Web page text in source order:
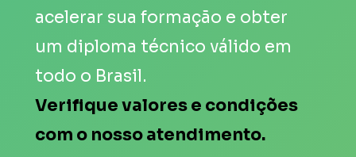
acelerar sua formação e obter
um diploma técnico válido
todo o Brasil.
Verifique valores e condições
com o nosso atendimento.